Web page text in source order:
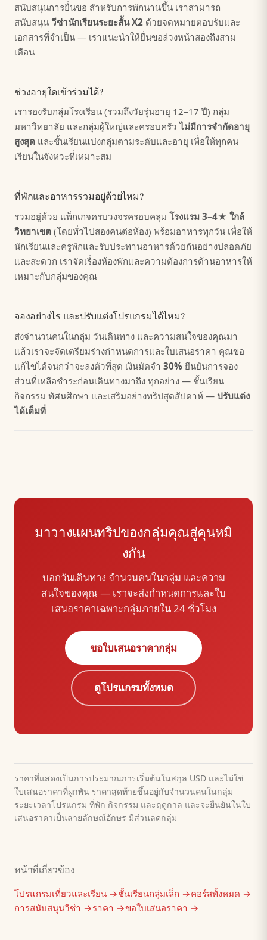
สนับสนุนการยื่นขอ สำหรับการพักนานขึ้น เราสามารถ
สนับสนุน วีซ่านักเรียนระยะสั้น X2 ด้วยจดหมายตอบรับและ
เอกสารที่จำเป็น — เราแนะนำให้ยื่นขอล่วงหน้าสองถึงสาม
เดือน
ช่วงอายุใดเข้าร่วมได้?
เรารองรับกลุ่มโรงเรียน (รวมถึงวัยรุ่นอายุ 12–17 ปี) กลุ่ม
มหาวิทยาลัย และกลุ่มผู้ใหญ่และครอบครัวไม่มีการจำกัดอายุ
สูงสุด และชั้นเรียนแบ่งกลุ่มตามระดับและอายุ เพื่อให้ทุกคน
เรียนในจังหวะที่เหมาะสม
ที่พักและอาหารรวมอยู่ด้วยไหม?
รวมอยู่ด้วย แพ็กเกจครบวงจรครอบคลุม โรงแรม 3–4★ ใกล้
วิทยาเขต (โดยทั่วไปสองคนต่อห้อง) พร้อมอาหารทุกวัน เพื่อให้
นักเรียนและครูพักและรับประทานอาหารด้วยกันอย่างปลอดภัย
และสะดวก เราจัดเรื่องห้องพักและความต้องการด้านอาหารให้
เหมาะกับกลุ่มของคุณ
จองอย่างไร และปรับแต่งโปรแกรมได้ไหม?
ส่งจำนวนคนในกลุ่ม วันเดินทาง และความสนใจของคุณมา
แล้วเราจะจัดเตรียมร่างกำหนดการและใบเสนอราคา คุณขอ
แก้ไขได้จนกว่าจะลงตัวที่สุด เงินมัดจำ 30% ยืนยันการจอง
ส่วนที่เหลือชำระก่อนเดินทางมาถึง ทุกอย่าง — ชั้นเรียน
กิจกรรม ทัศนศึกษา และเสริมอย่างทริปสุดสัปดาห์ — ปรับแต่ง
ได้เต็มที่
มาวางแผนทริปของกลุ่มคุณสู่คุนหมิ
งกัน
บอกวันเดินทาง จำนวนคนในกลุ่ม และความ
สนใจของคุณ — เราจะส่งกำหนดการและใบ
เสนอราคาเฉพาะกลุ่มภายใน 24 ชั่วโมง
ขอใบเสนอราคากลุ่ม
ดูโปรแกรมทั้งหมด
ราคาที่แสดงเป็นการประมาณการเริ่มต้นในสกุล USD และไม่ใช่
ใบเสนอราคาที่ผูกพัน ราคาสุดท้ายขึ้นอยู่กับจำนวนคนในกลุ่ม
ระยะเวลาโปรแกรม ที่พัก กิจกรรม และฤดูกาล และจะยืนยันในใบ
เสนอราคาเป็นลายลักษณ์อักษร มีส่วนลดกลุ่ม
หน้าที่เกี่ยวข้อง
โปรแกรมเที่ยวและเรียน →ชั้นเรียนกลุ่มเล็ก →คอร์สทั้งหมด →
การสนับสนุนวีซ่า →ราคา →ขอใบเสนอราคา →